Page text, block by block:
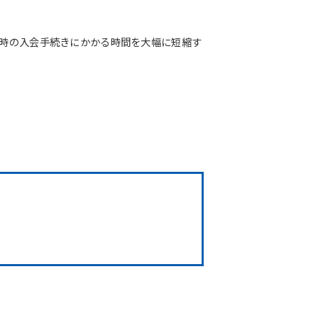
の入会手続きにかかる時間を大幅に短縮す